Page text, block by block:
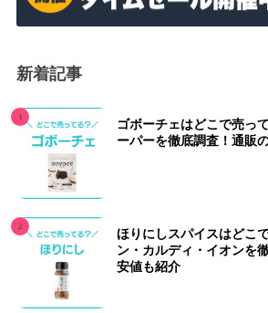
新着記事
ゴボーチェはどこで売っ
ーパーを徹底調査！通販
ほりにしスパイスはどこ
ン・カルディ・イオンを
安値も紹介